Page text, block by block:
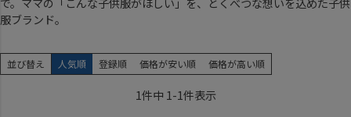
で。ママの「こんな子供服がほしい」を、とくべつな想いを込めた子供
服ブランド。
並び替え 人気順 登録順 価格が安い順 価格が高い順
1件中 1-1件表示